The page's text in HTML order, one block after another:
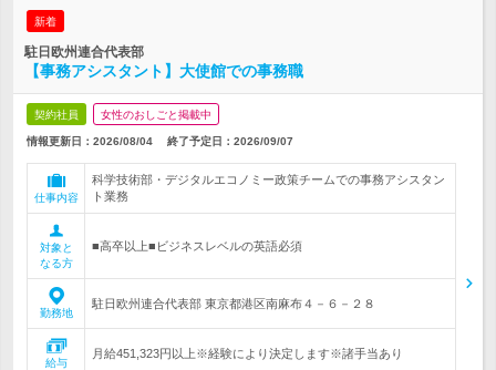
新着
駐日欧州連合代表部
【事務アシスタント】大使館での事務職
契約社員 女性のおしごと掲載中
情報更新日：2026/08/04 終了予定日： 2026/09/07
仕事内容
科学技術部・デジタルエコノミー政策チームでの事務アシスタン
ト業務
対象と
なる方
■高卒以上■ビジネスレベルの英語必須
勤務地
駐日欧州連合代表部 東京都港区南麻布４－６－２８
給与
月給451,323円以上※経験により決定します※諸手当あり